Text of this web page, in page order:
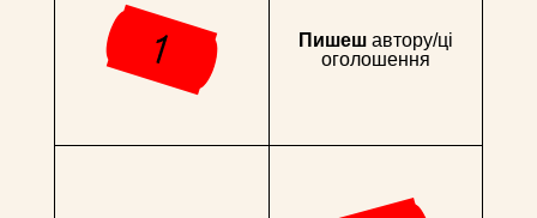
Пишеш автору/ці
оголошення